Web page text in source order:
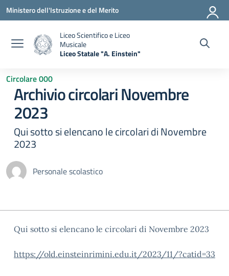
Vai ai contenuti
Vai al menu di navigazione
Vai al footer
Ministero dell'Istruzione e del Merito
Liceo Scientifico e Liceo
Musicale
Liceo Statale "A. Einstein"
Circolare 000
Archivio circolari Novembre
2023
Qui sotto si elencano le circolari di Novembre
2023
Personale scolastico
Qui sotto si elencano le circolari di Novembre 2023
https://old.einsteinrimini.edu.it/2023/11/?catid=33